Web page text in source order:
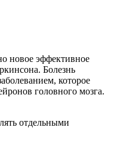
новое эффективное
Болезнь
которое
головного мозга.